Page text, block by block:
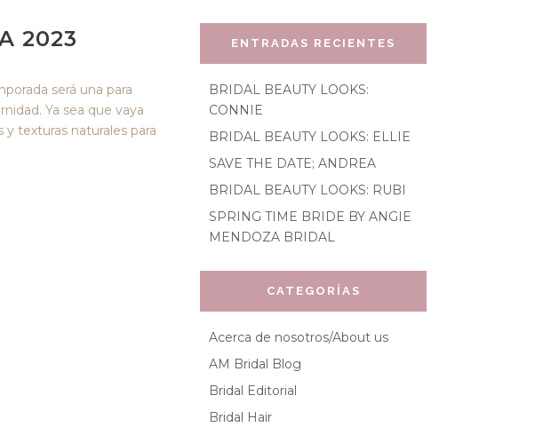
2023
será una para
Ya sea que vaya
texturas naturales para
ENTRADAS RECIENTES
BRIDAL BEAUTY LOOKS:
CONNIE
BRIDAL BEAUTY LOOKS: ELLIE
SAVE THE DATE; ANDREA
BRIDAL BEAUTY LOOKS: RUBI
SPRING TIME BRIDE BY ANGIE
MENDOZA BRIDAL
CATEGORÍAS
Acerca de nosotros/About us
AM Bridal Blog
Bridal Editorial
Bridal Hair